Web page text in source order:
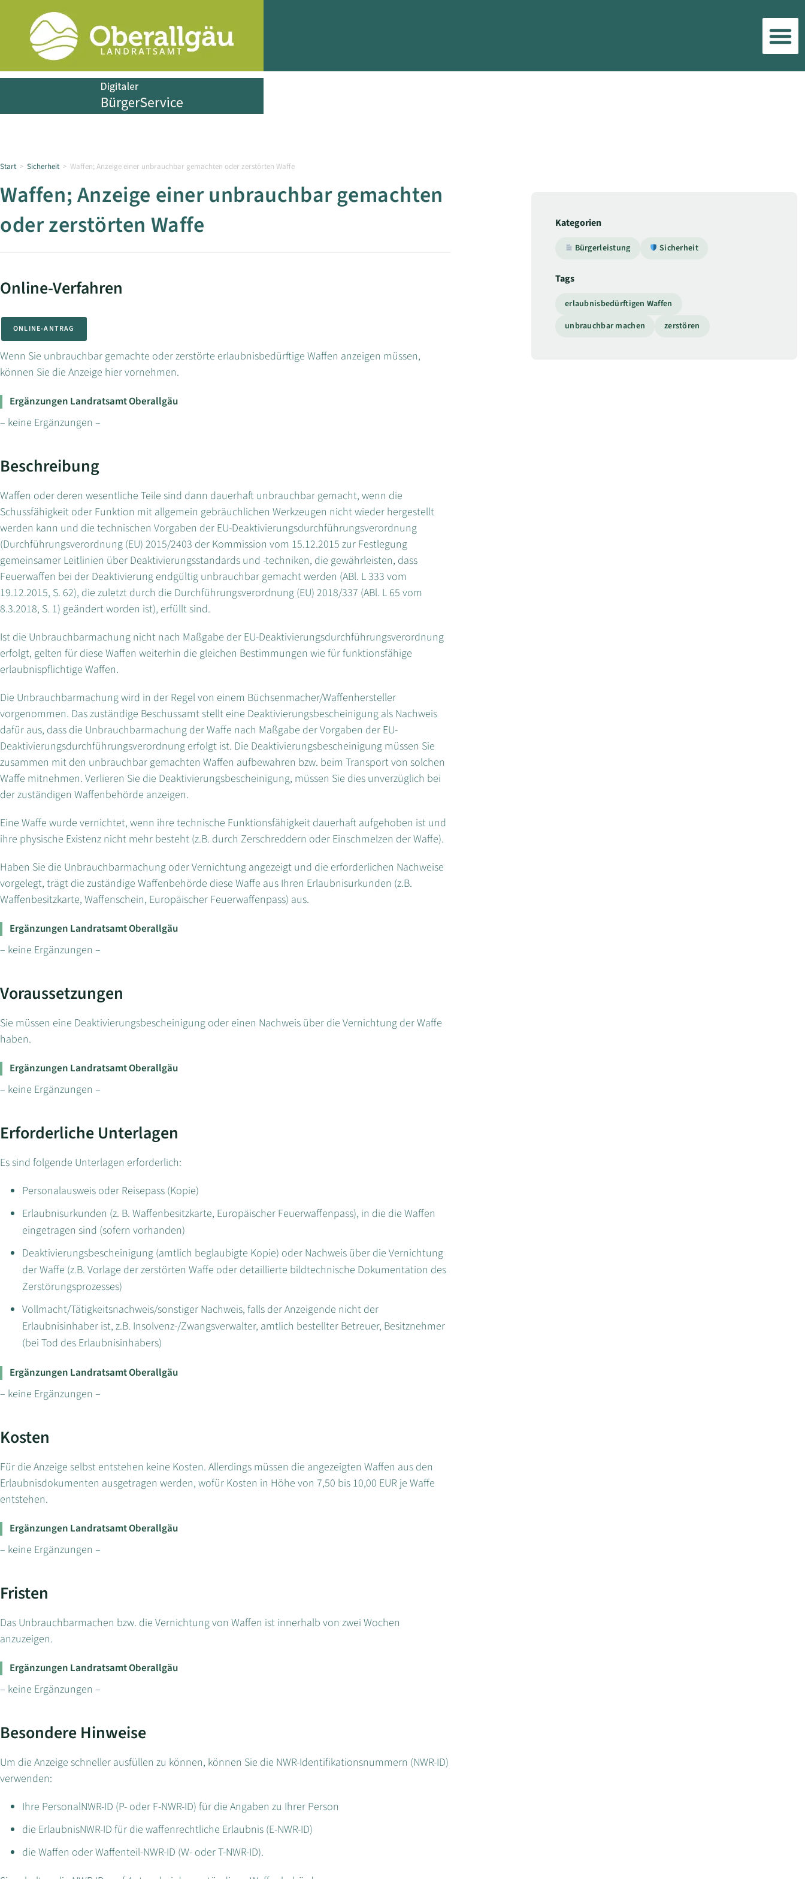
Start > Sicherheit > Waffen; Anzeige einer unbrauchbar gemachten oder zerstörten Waffe
Waffen; Anzeige einer unbrauchbar gemachten
oder zerstörten Waffe
Online-Verfahren
ONLINE-ANTRAG
Wenn Sie unbrauchbar gemachte oder zerstörte erlaubnisbedürftige Waffen anzeigen müssen,
können Sie die Anzeige hier vornehmen.
Ergänzungen Landratsamt Oberallgäu
– keine Ergänzungen –
Beschreibung
Waffen oder deren wesentliche Teile sind dann dauerhaft unbrauchbar gemacht, wenn die
Schussfähigkeit oder Funktion mit allgemein gebräuchlichen Werkzeugen nicht wieder hergestellt
werden kann und die technischen Vorgaben der EU-Deaktivierungsdurchführungsverordnung
(Durchführungsverordnung (EU) 2015/2403 der Kommission vom 15.12.2015 zur Festlegung
gemeinsamer Leitlinien über Deaktivierungsstandards und -techniken, die gewährleisten, dass
Feuerwaffen bei der Deaktivierung endgültig unbrauchbar gemacht werden (ABl. L 333 vom
19.12.2015, S. 62), die zuletzt durch die Durchführungsverordnung (EU) 2018/337 (ABl. L 65 vom
8.3.2018, S. 1) geändert worden ist), erfüllt sind.
Ist die Unbrauchbarmachung nicht nach Maßgabe der EU-Deaktivierungsdurchführungsverordnung
erfolgt, gelten für diese Waffen weiterhin die gleichen Bestimmungen wie für funktionsfähige
erlaubnispflichtige Waffen.
Die Unbrauchbarmachung wird in der Regel von einem Büchsenmacher/Waffenhersteller
vorgenommen. Das zuständige Beschussamt stellt eine Deaktivierungsbescheinigung als Nachweis
dafür aus, dass die Unbrauchbarmachung der Waffe nach Maßgabe der Vorgaben der EU-
Deaktivierungsdurchführungsverordnung erfolgt ist. Die Deaktivierungsbescheinigung müssen Sie
zusammen mit den unbrauchbar gemachten Waffen aufbewahren bzw. beim Transport von solchen
Waffe mitnehmen. Verlieren Sie die Deaktivierungsbescheinigung, müssen Sie dies unverzüglich bei
der zuständigen Waffenbehörde anzeigen.
Eine Waffe wurde vernichtet, wenn ihre technische Funktionsfähigkeit dauerhaft aufgehoben ist und
ihre physische Existenz nicht mehr besteht (z.B. durch Zerschreddern oder Einschmelzen der Waffe).
Haben Sie die Unbrauchbarmachung oder Vernichtung angezeigt und die erforderlichen Nachweise
vorgelegt, trägt die zuständige Waffenbehörde diese Waffe aus Ihren Erlaubnisurkunden (z.B.
Waffenbesitzkarte, Waffenschein, Europäischer Feuerwaffenpass) aus.
Ergänzungen Landratsamt Oberallgäu
– keine Ergänzungen –
Voraussetzungen
Sie müssen eine Deaktivierungsbescheinigung oder einen Nachweis über die Vernichtung der Waffe
haben.
Ergänzungen Landratsamt Oberallgäu
– keine Ergänzungen –
Erforderliche Unterlagen
Es sind folgende Unterlagen erforderlich:
Personalausweis oder Reisepass (Kopie)
Erlaubnisurkunden (z. B. Waffenbesitzkarte, Europäischer Feuerwaffenpass), in die die Waffen
eingetragen sind (sofern vorhanden)
Deaktivierungsbescheinigung (amtlich beglaubigte Kopie) oder Nachweis über die Vernichtung
der Waffe (z.B. Vorlage der zerstörten Waffe oder detaillierte bildtechnische Dokumentation des
Zerstörungsprozesses)
Vollmacht/Tätigkeitsnachweis/sonstiger Nachweis, falls der Anzeigende nicht der
Erlaubnisinhaber ist, z.B. Insolvenz-/Zwangsverwalter, amtlich bestellter Betreuer, Besitznehmer
(bei Tod des Erlaubnisinhabers)
Ergänzungen Landratsamt Oberallgäu
– keine Ergänzungen –
Kosten
Für die Anzeige selbst entstehen keine Kosten. Allerdings müssen die angezeigten Waffen aus den
Erlaubnisdokumenten ausgetragen werden, wofür Kosten in Höhe von 7,50 bis 10,00 EUR je Waffe
entstehen.
Ergänzungen Landratsamt Oberallgäu
– keine Ergänzungen –
Fristen
Das Unbrauchbarmachen bzw. die Vernichtung von Waffen ist innerhalb von zwei Wochen
anzuzeigen.
Ergänzungen Landratsamt Oberallgäu
– keine Ergänzungen –
Besondere Hinweise
Um die Anzeige schneller ausfüllen zu können, können Sie die NWR-Identifikationsnummern (NWR-ID)
verwenden:
Ihre PersonalNWR-ID (P- oder F-NWR-ID) für die Angaben zu Ihrer Person
die ErlaubnisNWR-ID für die waffenrechtliche Erlaubnis (E-NWR-ID)
die Waffen oder Waffenteil-NWR-ID (W- oder T-NWR-ID).
Kategorien
Bürgerleistung Sicherheit
Tags
erlaubnisbedürftigen Waffen
unbrauchbar machen
zerstören